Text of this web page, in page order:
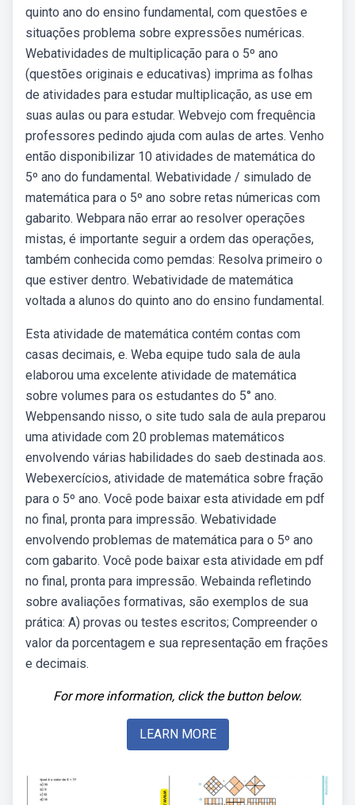
quinto ano do ensino fundamental, com questões e
situações problema sobre expressões numéricas.
Webatividades de multiplicação para o 5º ano
(questões originais e educativas) imprima as folhas
de atividades para estudar multiplicação, as use em
suas aulas ou para estudar. Webvejo com frequência
professores pedindo ajuda com aulas de artes. Venho
então disponibilizar 10 atividades de matemática do
5º ano do fundamental. Webatividade / simulado de
matemática para o 5º ano sobre retas númericas com
gabarito. Webpara não errar ao resolver operações
mistas, é importante seguir a ordem das operações,
também conhecida como pemdas: Resolva primeiro o
que estiver dentro. Webatividade de matemática
voltada a alunos do quinto ano do ensino fundamental.
Esta atividade de matemática contém contas com
casas decimais, e. Weba equipe tudo sala de aula
elaborou uma excelente atividade de matemática
sobre volumes para os estudantes do 5° ano.
Webpensando nisso, o site tudo sala de aula preparou
uma atividade com 20 problemas matemáticos
envolvendo várias habilidades do saeb destinada aos.
Webexercícios, atividade de matemática sobre fração
para o 5º ano. Você pode baixar esta atividade em pdf
no final, pronta para impressão. Webatividade
envolvendo problemas de matemática para o 5º ano
com gabarito. Você pode baixar esta atividade em pdf
no final, pronta para impressão. Webainda refletindo
sobre avaliações formativas, são exemplos de sua
prática: A) provas ou testes escritos; Compreender o
valor da porcentagem e sua representação em frações
e decimais.
For more information, click the button below.
LEARN MORE